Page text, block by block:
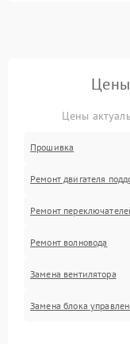
Цены
Цены
Прошивка
Ремонт двигателя
Ремонт
Ремонт волновода
Замена вентилятора
Замена блока